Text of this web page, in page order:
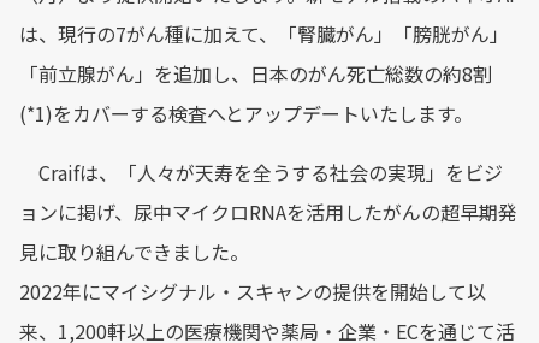
は、現行の7がん種に加えて、「腎臓がん」「膀胱がん」
「前立腺がん」を追加し、日本のがん死亡総数の約8割
(*1)をカバーする検査へとアップデートいたします。
Craifは、「人々が天寿を全うする社会の実現」をビジ
ョンに掲げ、尿中マイクロRNAを活用したがんの超早期発
見に取り組んできました。
2022年にマイシグナル・スキャンの提供を開始して以
来、1,200軒以上の医療機関や薬局・企業・ECを通じて活